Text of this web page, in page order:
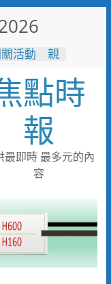
惹人心
關活動 親
痛？醫：
警二分
生案 更
點時
報
最即時 最多元的內
容